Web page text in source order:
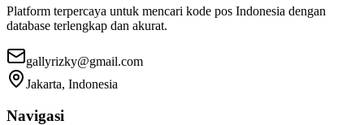
Platform terpercaya untuk mencari kode pos Indonesia dengan
database terlengkap dan akurat.
gallyrizky@gmail.com
Jakarta, Indonesia
Navigasi